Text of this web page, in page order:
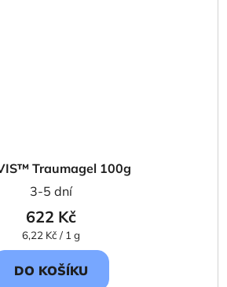
Traumagel 100g
3-5 dní
622 Kč
Měrná
cena:
6,22 Kč / 1 g
DO KOŠÍKU